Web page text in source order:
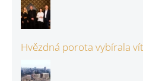
Hvězdná porota vybírala